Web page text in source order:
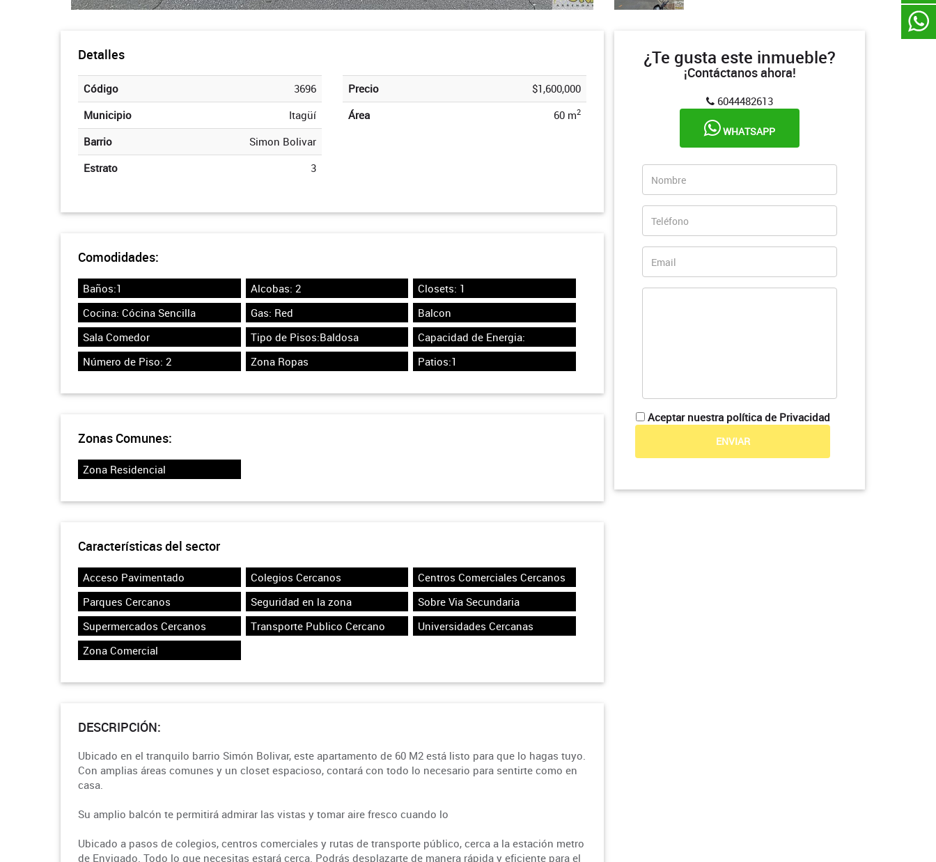
Detalles
Código
3696
Municipio
Itagüí
Barrio
Simon Bolivar
Estrato
3
Precio
$1,600,000
Área
60 m2
Comodidades:
Baños:1 Alcobas: 2
Closets: 1
Cocina: Cócina Sencilla
Gas: Red
Balcon
Sala Comedor
Tipo de Pisos:Baldosa
Capacidad de Energia:
Número de Piso: 2
Zona Ropas Patios:1
Zonas Comunes:
Zona Residencial
Características del sector
Acceso Pavimentado Colegios Cercanos
Centros Comerciales Cercanos
Parques Cercanos
Seguridad en la zona
Sobre Via Secundaria
Supermercados Cercanos
Transporte Publico Cercano
Universidades Cercanas
Zona Comercial
DESCRIPCIÓN:
Ubicado en el tranquilo barrio Simón Bolivar, este apartamento de 60 M2 está listo para que lo hagas tuyo.
Con amplias áreas comunes y un closet espacioso, contará con todo lo necesario para sentirte como en
casa.
Su amplio balcón te permitirá admirar las vistas y tomar aire fresco cuando lo
Ubicado a pasos de colegios, centros comerciales y rutas de transporte público, cerca a la estación metro
de Envigado. Todo lo que necesitas estará cerca. Podrás desplazarte de manera rápida y eficiente para el
¿Te gusta este inmueble?
¡Contáctanos ahora!
6044482613
WHATSAPP
Aceptar nuestra política de Privacidad